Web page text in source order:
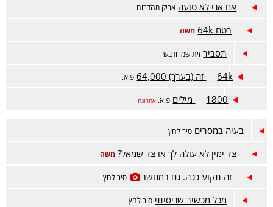
אם אני לא טועה אריק מהדרום
בטח 64k משה
תסביר זית שמן ודבש
64k זה (בערך) 64,000 פ.א.
1800 מילים פ.א. אחרונה
בעיה במסרים סיר לחץ
צד ימין לא עולה לך או צד שמאל? משה
זה תקוע ככה. גם במחשב סיר לחץ
מכל מכשיר שניסיתי סיר לחץ